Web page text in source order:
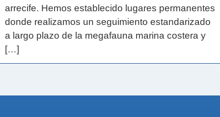
arrecife. Hemos establecido lugares permanentes
donde realizamos un seguimiento estandarizado
a largo plazo de la megafauna marina costera y
[…]